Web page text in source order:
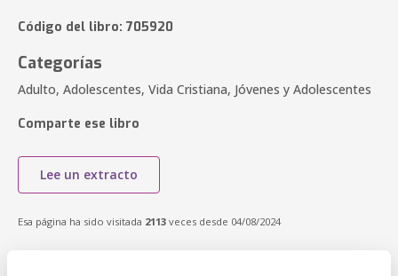
Código del libro: 705920
Categorías
Adulto, Adolescentes, Vida Cristiana, Jóvenes y Adolescentes
Comparte ese libro
Lee un extracto
Esa página ha sido visitada 2113 veces desde 04/08/2024